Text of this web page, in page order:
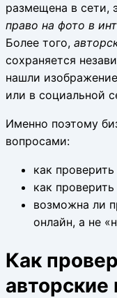
размещена в сети,
право на фото в
Более того,
сохраняется
нашли
или в социальной
Именно поэтому
вопросами:
как
как
возможна ли
онлайн, а не
Как
авторские